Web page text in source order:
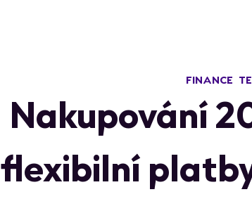
FINANCE
Nakupování
flexibilní